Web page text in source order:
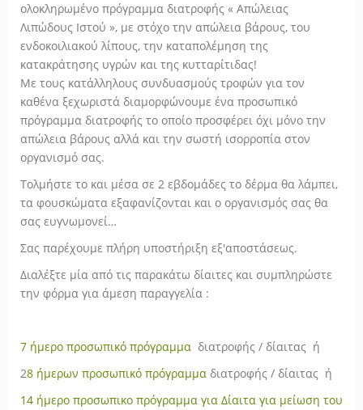
ολοκληρωμένο πρόγραμμα διατροφής « Απώλειας
Λιπώδους Ιστού », με στόχο την απώλεια βάρους, του
ενδοκοιλιακού λίπους, την καταπολέμηση της
κατακράτησης υγρών και της κυτταρίτιδας!
Με τους κατάλληλους συνδυασμούς τροφών για τον
καθένα ξεχωριστά διαμορφώνουμε ένα προσωπικό
πρόγραμμα διατροφής το οποίο προσφέρει όχι μόνο την
απώλεια βάρους αλλά και την σωστή ισορροπία στον
οργανισμό σας.
Τολμήστε το και μέσα σε 2 εβδομάδες το δέρμα θα λάμπει,
τα φουσκώματα εξαφανίζονται και ο οργανισμός σας θα
σας ευγνωμονεί…
Σας παρέχουμε πλήρη υποστήριξη εξ'αποστάσεως.
Διαλέξτε μία από τις παρακάτω δίαιτες και συμπληρώστε
την φόρμα για άμεση παραγγελία :
7 ήμερο προσωπικό πρόγραμμα διατροφής / δίαιτας ή
28 ήμερων προσωπικό πρόγραμμα διατροφής / δίαιτας ή
14 ήμερο προσωπικο πρόγραμμα για Δίαιτα για μείωση του